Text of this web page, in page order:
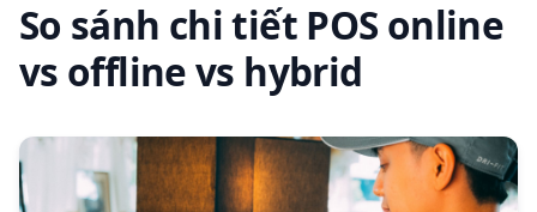
So sánh chi tiết POS online
vs offline vs hybrid